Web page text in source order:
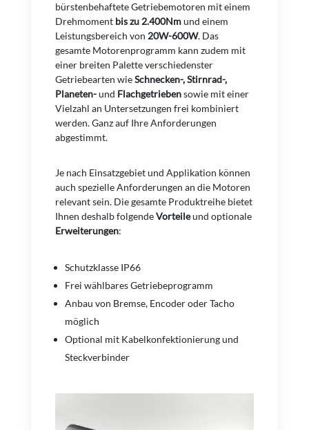
bürstenbehaftete Getriebemotoren mit einem
Drehmoment bis zu 2.400Nmund einem
Leistungsbereich von 20W-600W. Das
gesamte Motorenprogramm kann zudem mit
einer breiten Palette verschiedenster
Getriebearten wieSchnecken-, Stirnrad-,
Planeten-und Flachgetriebensowie mit einer
Vielzahl an Untersetzungen frei kombiniert
werden. Ganz auf Ihre Anforderungen
abgestimmt.
Je nach Einsatzgebiet und Applikation können
auch spezielle Anforderungen an die Motoren
relevant sein. Die gesamte Produktreihe bietet
Ihnen deshalb folgendeVorteileund optionale
Erweiterungen:
Schutzklasse IP66
Frei wählbares Getriebeprogramm
Anbau von Bremse, Encoder oder Tacho
möglich
Optional mit Kabelkonfektionierung und
Steckverbinder